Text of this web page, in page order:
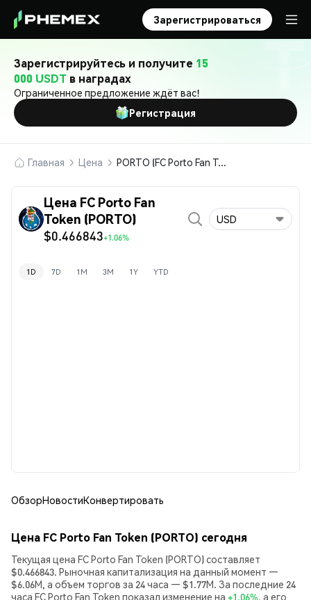
Зарегистрироваться
Зарегистрируйтесь и получите 15
000 USDT в наградах
Ограниченное предложение ждёт вас!
Регистрация
Главная Цена PORTO (FC Porto Fan Token)
Цена FC Porto Fan
Token (PORTO)
$0.466843+1.06%
USD
1D 7D 1M 3M 1Y YTD
ОбзорНовостиКонвертировать
Цена FC Porto Fan Token (PORTO) сегодня
Текущая цена FC Porto Fan Token (PORTO) составляет
$0.466843. Рыночная капитализация на данный момент —
$6.06M, а объем торгов за 24 часа — $1.77M. За последние 24
часа FC Porto Fan Token показал изменение на +1.06%, а его